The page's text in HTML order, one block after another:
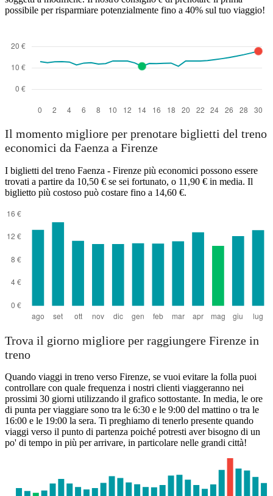
possibile per risparmiare potenzialmente fino a 40% sul tuo viaggio!
Il momento migliore per prenotare biglietti del treno
economici da Faenza a Firenze
I biglietti del treno Faenza - Firenze più economici possono essere
trovati a partire da 10,50 € se sei fortunato, o 11,90 € in media. Il
biglietto più costoso può costare fino a 14,60 €.
Trova il giorno migliore per raggiungere Firenze in
treno
Quando viaggi in treno verso Firenze, se vuoi evitare la folla puoi
controllare con quale frequenza i nostri clienti viaggeranno nei
prossimi 30 giorni utilizzando il grafico sottostante. In media, le ore
di punta per viaggiare sono tra le 6:30 e le 9:00 del mattino o tra le
16:00 e le 19:00 la sera. Ti preghiamo di tenerlo presente quando
viaggi verso il punto di partenza poiché potresti aver bisogno di un
po' di tempo in più per arrivare, in particolare nelle grandi città!